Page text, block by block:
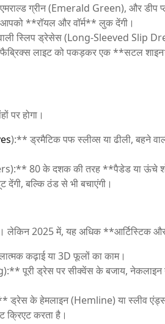
ग्रीन (Emerald Green), और डीप
**रॉयल और वॉर्म** लुक देंगी।
स्लिप ड्रेसेस (Long-Sleeved Slip
लाइट को पकड़कर एक **सटल
पर होगा।
):** ड्रमैटिक पफ स्लीव्स या ढीली, बहने
80 के दशक की तरह **पैडेड या ऊंचे
बल्कि ठंड से भी बचाएंगी।
लेकिन 2025 में, यह अधिक **आर्टिस्टिक
कढ़ाई या 3D फूलों का काम।
पूरी ड्रेस पर सीक्वेंस के बजाय, नेकलाइन
के हेमलाइन (Hemline) या स्लीव एंड्स
क्रिएट करता है।